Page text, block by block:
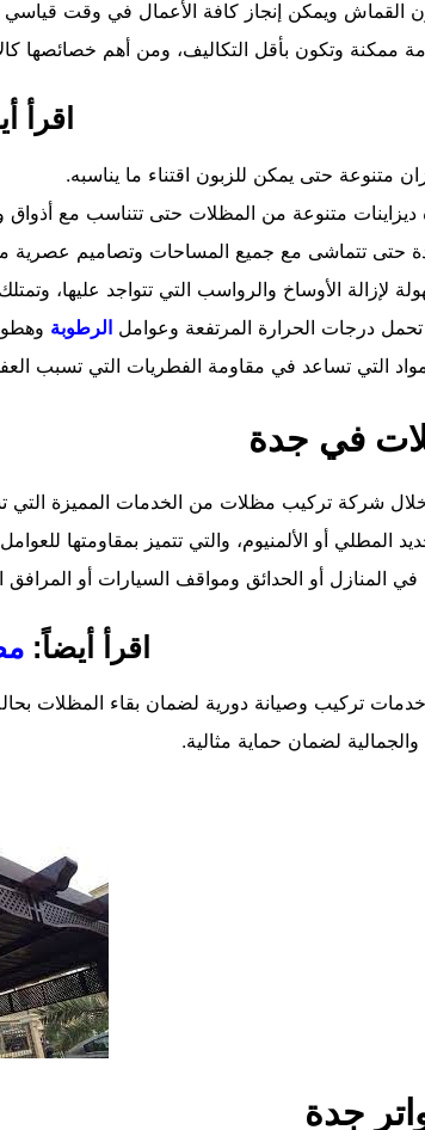
ويمكن إنجاز كافة الأعمال في وقت قياسي
وتكون بأقل التكاليف، ومن أهم خصائصها
اقرأ
متنوعة حتى يمكن للزبون اقتناء ما يناسبه.
ديزاينات متنوعة من المظلات حتى تتناسب مع أذواق
حتى تتماشى مع جميع المساحات وتصاميم عصرية
لإزالة الأوساخ والرواسب التي تتواجد عليها،
درجات الحرارة المرتفعة وعوامل الرطوبة
التي تساعد في مقاومة الفطريات التي تسبب
في جدة
شركة تركيب مظلات من الخدمات المميزة
المطلي أو الألمنيوم، والتي تتميز بمقاومتها
في المنازل أو الحدائق ومواقف السيارات أو المرافق
اقرأ أيضاً:
خدمات تركيب وصيانة دورية لضمان بقاء المظلات
والجمالية لضمان حماية مثالية.
جدة